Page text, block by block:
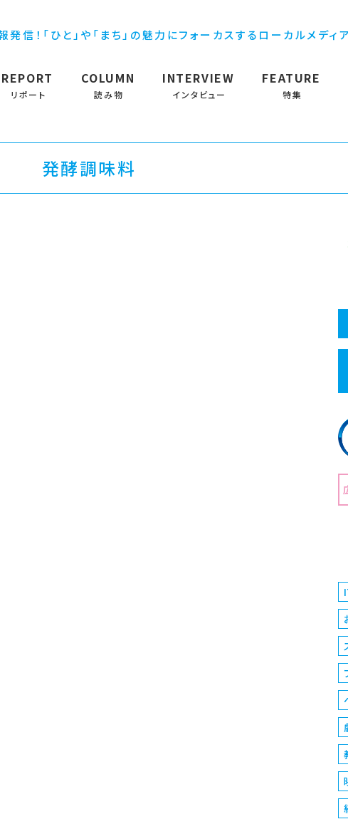
信！「ひと」や「まち」の魅力にフォーカスするローカルメディア
REPORT
リポート
COLUMN
読み物
INTERVIEW
インタビュー
FEATURE
特集
発酵調味料